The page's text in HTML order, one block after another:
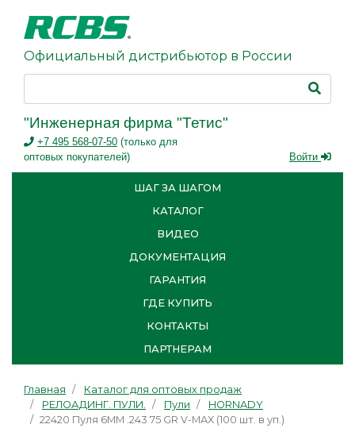
Официальный дистрибьютор в России
"Инженерная фирма "Тетис"
+7 495 568-07-50 (только для
оптовых покупателей)
Войти
ШАГ ЗА ШАГОМ
КАТАЛОГ
ВИДЕО
ДОКУМЕНТАЦИЯ
ГАРАНТИЯ
ГДЕ КУПИТЬ
КОНТАКТЫ
ПАРТНЕРАМ
Главная
Каталог для оптовых продаж
РЕЛОАДИНГ. ПУЛИ.
Пули
HORNADY
22420 Пуля 6ММ .243 75 GR V-MAX (100 шт. в уп.)